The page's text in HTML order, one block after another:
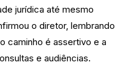
jurídica até mesmo
o diretor, lembrando
caminho é assertivo e a
e audiências.